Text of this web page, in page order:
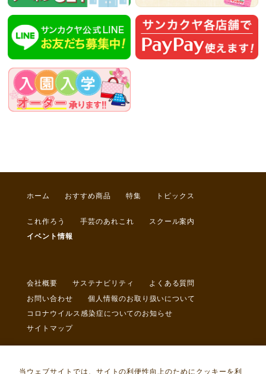
当ウェブサイトでは、サイトの利便性向上のためにクッキーを利
ホーム おすすめ商品 特集 トピックス
これ作ろう 手芸のあれこれ
スクール案内
イベント情報
会社概要 サステナビリティ
よくある質問
お問い合わせ
個人情報のお取り扱いについて
コロナウイルス感染症についてのお知らせ
サイトマップ